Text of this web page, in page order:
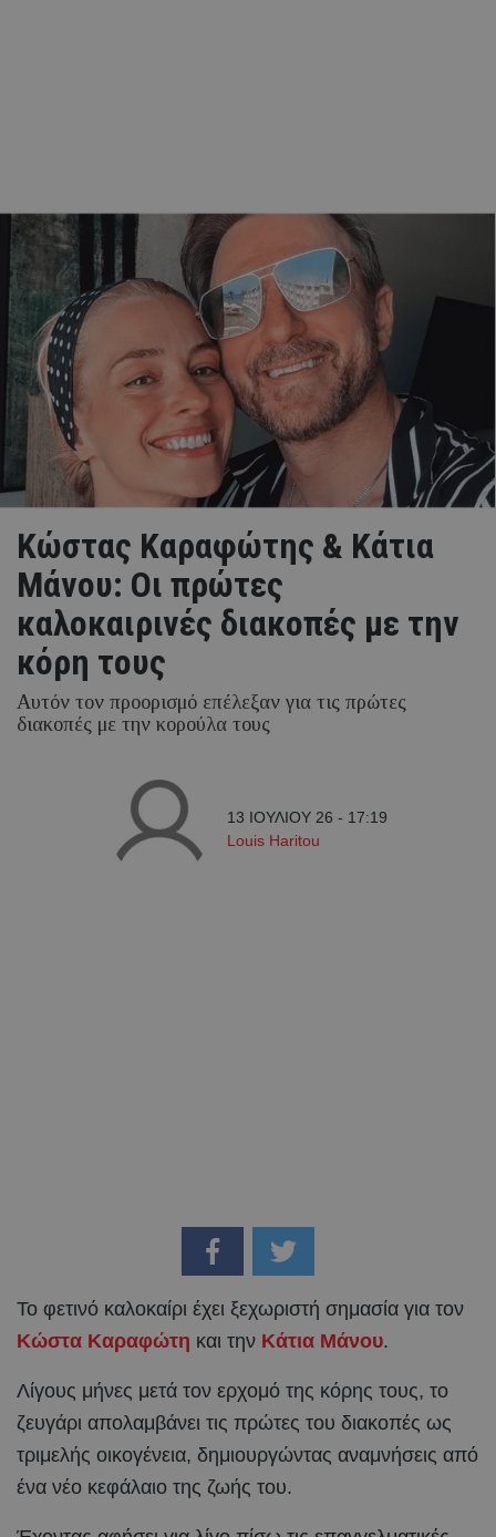
Κώστας Καραφώτης & Κάτια
Μάνου: Οι πρώτες
καλοκαιρινές διακοπές με την
κόρη τους
Αυτόν τον προορισμό επέλεξαν για τις πρώτες
διακοπές με την κορούλα τους
13 ΙΟΥΛΙΟΥ 26 - 17:19
Louis Haritou
Το φετινό καλοκαίρι έχει ξεχωριστή σημασία για τον
Κώστα Καραφώτη και την Κάτια Μάνου.
Λίγους μήνες μετά τον ερχομό της κόρης τους, το
ζευγάρι απολαμβάνει τις πρώτες του διακοπές ως
τριμελής οικογένεια, δημιουργώντας αναμνήσεις από
ένα νέο κεφάλαιο της ζωής του.